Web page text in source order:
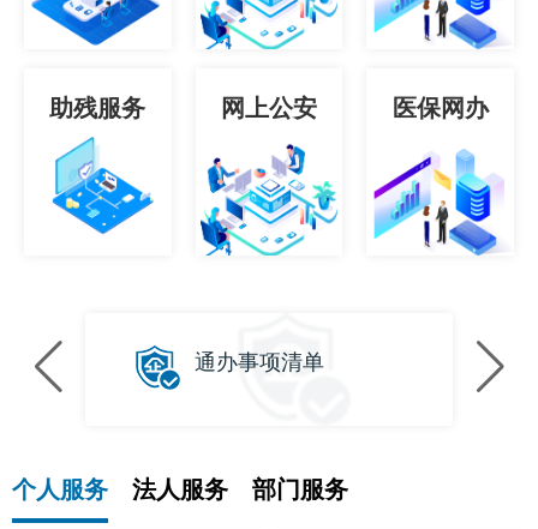
助残服务 网上公安 医保网办
通办事项清单
个人服务 法人服务 部门服务